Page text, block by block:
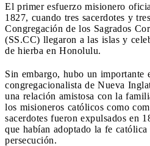
El primer esfuerzo misionero
1827, cuando tres sacerdotes y
Congregación de los Sagrados
(SS.CC) llegaron a las islas y
de hierba en Honolulu.
Sin embargo, hubo un importante
congregacionalista de Nueva
una relación amistosa con la
los misioneros católicos como
sacerdotes fueron expulsados ​​en
que habían adoptado la fe
persecución.